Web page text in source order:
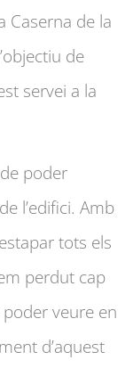
Caserna de la
de
servei a la
poder
l’edifici. Amb
tots els
perdut cap
veure en
d’aquest